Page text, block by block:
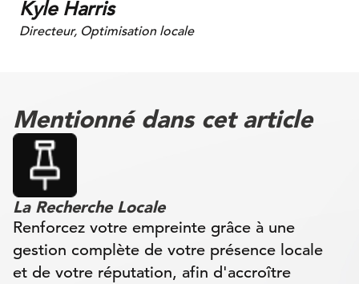
Kyle Harris
Directeur, Optimisation locale
Mentionné dans cet article
La Recherche Locale
Renforcez votre empreinte grâce à une
gestion complète de votre présence locale
et de votre réputation, afin d'accroître